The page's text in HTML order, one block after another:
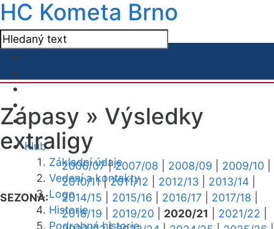
HC Kometa Brno
Klub
Základní údaje
Vedení a kontakty
Logo
Historie
Podrobná historie
Zápasy » Výsledky
extraligy
SEZONA:
2006/07|2007/08 2008/09 2009/10
2010/11|2011/12 2012/13 2013/14
2014/15
2015/16 2016/17 2017/18
2018/19
2019/20 2020/21 2021/22